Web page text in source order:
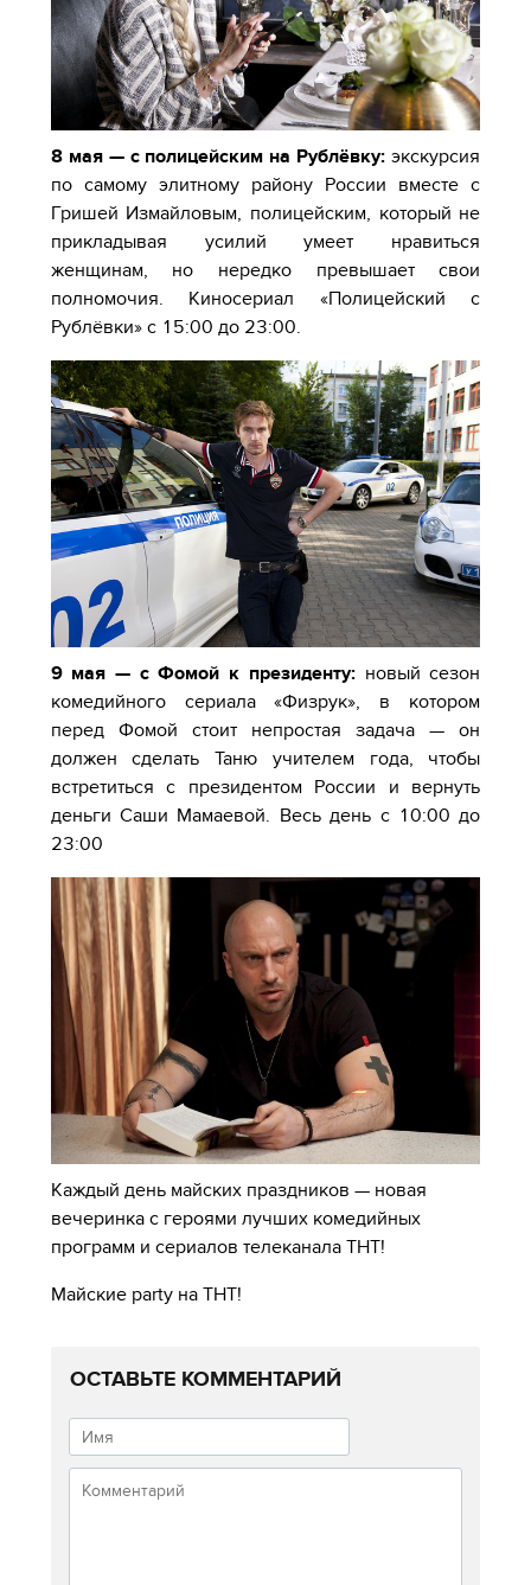
8 мая — с полицейским на Рублёвку: экскурсия
по самому элитному району России вместе с
Гришей Измайловым, полицейским, который не
прикладывая усилий умеет нравиться
женщинам, но нередко превышает свои
полномочия. Киносериал «Полицейский с
Рублёвки» с 15:00 до 23:00.
9 мая — с Фомой к президенту:новый сезон
комедийного сериала «Физрук», в котором
перед Фомой стоит непростая задача — он
должен сделать Таню учителем года, чтобы
встретиться с президентом России и вернуть
деньги Саши Мамаевой. Весь день с 10:00 до
23:00
Каждый день майских праздников — новая
вечеринка с героями лучших комедийных
программ и сериалов телеканала ТНТ!
Майские party на ТНТ!
ОСТАВЬТЕ КОММЕНТАРИЙ